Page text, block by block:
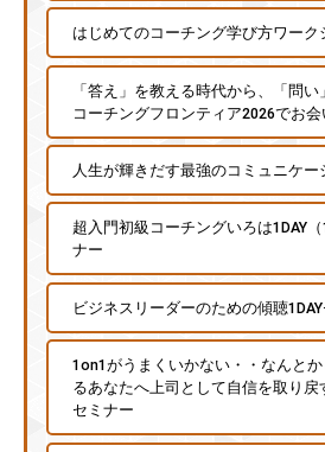
はじめてのコーチング学び方ワーク
「答え」を教える時代から、「問
コーチングフロンティア2026でお
人生が輝きだす最強のコミュニケ
超入門初級コーチングいろは1DAY
ナー
ビジネスリーダーのための傾聴
1on1がうまくいかない・・なんと
るあなたへ上司として自信を取り
セミナー